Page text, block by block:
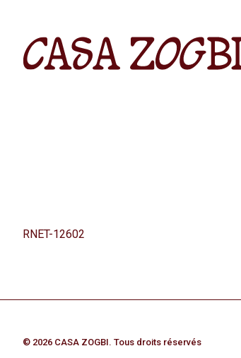
RNET-12602
© 2026 CASA ZOGBI. Tous droits réservés